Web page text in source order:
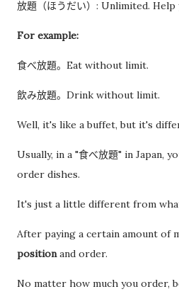
放題（ほうだい）: Unlimited.
For example:
食べ放題。Eat without limit.
飲み放題。Drink without limit.
Well, it's like a buffet, but it's
Usually, in a "食べ放題" in Japan,
order dishes.
It's just a little different from
After paying a certain amount of
positionand order.
No matter how much you order,